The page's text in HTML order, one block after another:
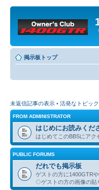
掲示板トップ
未返信記事の表示 • 活発なトピッ
FROM ADMINISTRATOR
はじめにお読みくだ
はじめてこのBBSにアク
PUBLIC FORUMS
だれでも掲示板
ゲストの方に1400GTR
◇ゲストの方の画像の